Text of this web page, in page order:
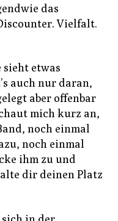
das
Vielfalt.
sieht etwas
auch nur daran,
aber offenbar
mich kurz an,
noch einmal
noch einmal
ihm zu und
dir deinen Platz